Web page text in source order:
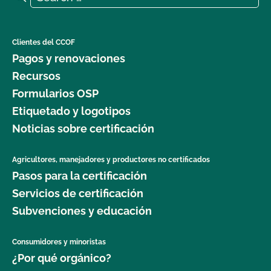
Clientes del CCOF
Pagos y renovaciones
Recursos
Formularios OSP
Etiquetado y logotipos
Noticias sobre certificación
Agricultores, manejadores y productores no certificados
Pasos para la certificación
Servicios de certificación
Subvenciones y educación
Consumidores y minoristas
¿Por qué orgánico?